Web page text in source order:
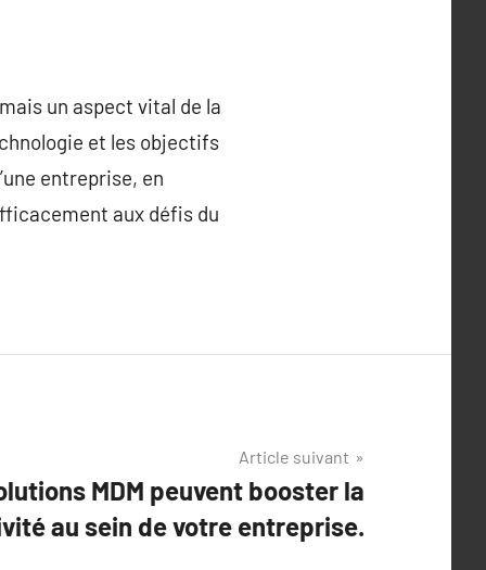
un aspect vital de la
et les objectifs
entreprise, en
aux défis du
Article suivant
MDM peuvent booster la
au sein de votre entreprise.